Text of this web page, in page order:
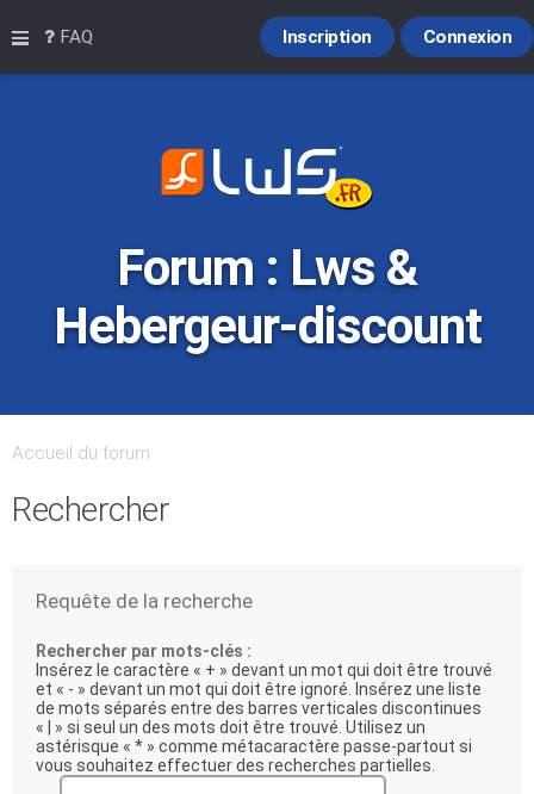
Raccourcis
FAQ Connexion
Inscription
Forum : Lws &
Hebergeur-discount
Accueil du forum
Rechercher
Requête de la recherche
Rechercher par mots-clés :
Insérez le caractère « + » devant un mot qui doit être trouvé
et « - » devant un mot qui doit être ignoré. Insérez une liste
de mots séparés entre des barres verticales discontinues
« | » si seul un des mots doit être trouvé. Utilisez un
astérisque « * » comme métacaractère passe-partout si
vous souhaitez effectuer des recherches partielles.